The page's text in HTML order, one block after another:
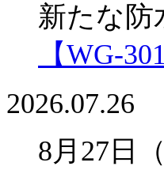
新たな防
【WG-
2026.07.26
8月27日